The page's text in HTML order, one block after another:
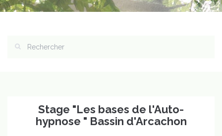
Stage "Les bases de l'Auto-
hypnose " Bassin d'Arcachon